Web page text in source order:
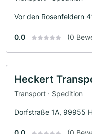
Vor den Rosenfeldern
0.0 (0
Heckert
Transport · Spedition
Dorfstraße 1A, 99955